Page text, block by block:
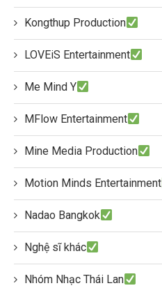
Kongthup Production
LOVEiS Entertainment
Me Mind Y
MFlow Entertainment
Mine Media Production
Motion Minds Entertainment
Nadao Bangkok
Nghệ sĩ khác
Nhóm Nhạc Thái Lan